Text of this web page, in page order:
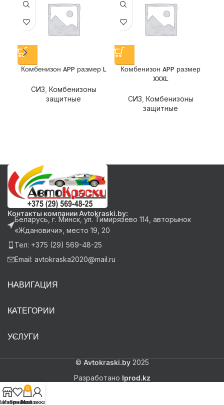
Комбенизон APP размер L
СИЗ Комбенизоны
защитные
Комбенизон APP размер
XXXL
СИЗ Комбенизоны
защитные
Контакты компании Avtokraski.by:
Беларусь, г. Минск, ул. Тимирязево 114, авторынок
«Ждановичи», место 19, 20
Тел: +375 (29) 569-48-25
Email: avtokraska2020@mail.ru
НАВИГАЦИЯ
КАТЕГОРИИ
УСЛУГИ
© Avtokraski.by2025
Разработано Iprod.kz
Избранное
0
Заказ
Мой аккаунт